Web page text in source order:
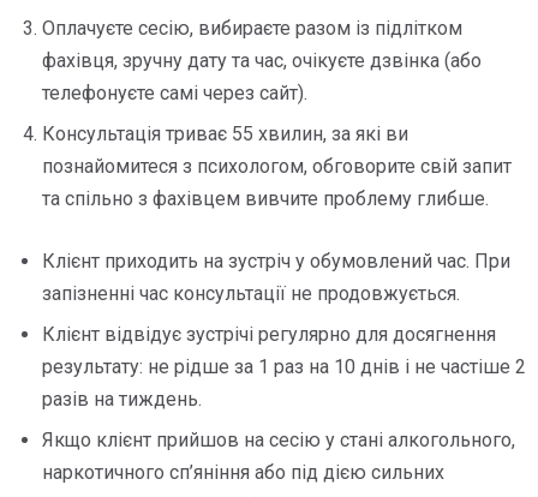
Оплачуєте сесію, вибираєте разом із підлітком
фахівця, зручну дату та час, очікуєте дзвінка (або
телефонуєте самі через сайт).
Консультація триває 55 хвилин, за які ви
познайомитеся з психологом, обговорите свій запит
та спільно з фахівцем вивчите проблему глибше.
Клієнт приходить на зустріч у обумовлений час. При
запізненні час консультації не продовжується.
Клієнт відвідує зустрічі регулярно для досягнення
результату: не рідше за 1 раз на 10 днів і не частіше 2
разів на тиждень.
Якщо клієнт прийшов на сесію у стані алкогольного,
наркотичного сп’яніння або під дією сильних